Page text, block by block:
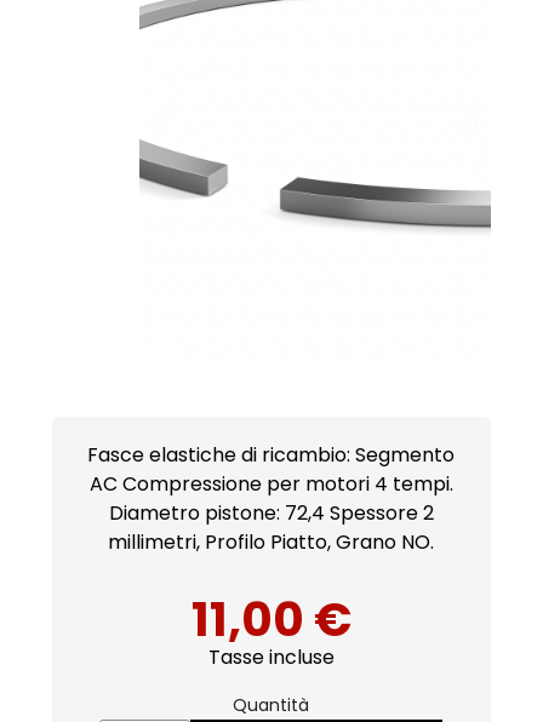
Fasce elastiche di ricambio: Segmento
AC Compressione per motori 4 tempi.
Diametro pistone: 72,4 Spessore 2
millimetri, Profilo Piatto, Grano NO.
11,00 €
Tasse incluse
Quantità